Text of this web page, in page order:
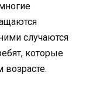
случаются
которые